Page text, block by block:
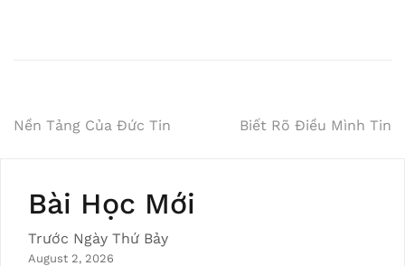
Post
Nền Tảng Của Đức Tin Biết Rõ Điều Mình Tin
Bài Học Mới
Trước Ngày Thứ Bảy
August 2, 2026